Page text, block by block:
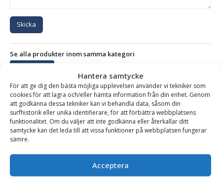
Hantera samtycke
För att ge dig den bästa möjliga upplevelsen använder vi tekniker som
cookies för att lagra och/eller hämta information från din enhet. Genom
att godkänna dessa tekniker kan vi behandla data, såsom din
surfhistorik eller unika identifierare, för att förbättra webbplatsens
funktionalitet. Om du väljer att inte godkänna eller återkallar ditt
samtycke kan det leda till att vissa funktioner på webbplatsen fungerar
sämre.
Acceptera
Skicka
Se alla produkter inom samma kategori
BESKRIVNING
Profilskopa – fäste S45, volym 450 liter, bredd 1650/340
mm
Den perfekta skopan för dikningsarbeten anpassad för